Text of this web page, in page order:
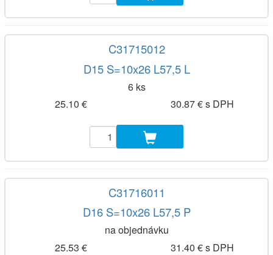
C31715012
D15 S=10x26 L57,5 L
6 ks
25.10 €
30.87 € s DPH
C31716011
D16 S=10x26 L57,5 P
na objednávku
25.53 €
31.40 € s DPH